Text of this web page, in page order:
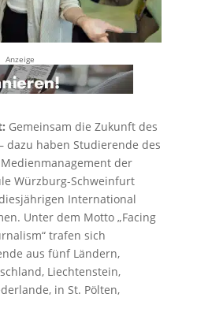
Anzeige
Gemeinsam die Zukunft des
dazu haben Studierende des
der
Würzburg-Schweinfurt
International
Unter dem Motto „Facing
trafen sich
aus fünf Ländern,
Liechtenstein,
in St. Pölten,